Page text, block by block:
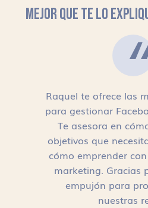
MEJOR QUE TE LO
Raquel te ofrece las
para gestionar
Te asesora en
objetivos que
cómo emprender
marketing. Gracias
empujón para
nuestras